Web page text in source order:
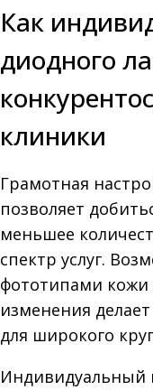
Как
диодного
клиники
Грамотная
позволяет
меньшее
спектр услуг.
фототипами кожи
изменения
для широкого
Индивидуальный